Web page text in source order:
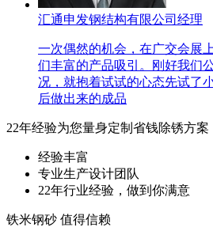
汇通申发钢结构有限公司经理
一次偶然的机会，在广交会展
们丰富的产品吸引。刚好我们
况，就抱着试试的心态先试了
后做出来的成品
22年经验为您量身定制省钱除锈方案
经验丰富
专业生产设计团队
22年行业经验，做到你满意
铁米钢砂 值得信赖